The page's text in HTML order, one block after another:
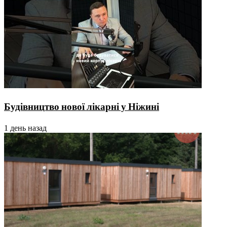
Будівництво нової лікарні у Ніжині
1 день назад